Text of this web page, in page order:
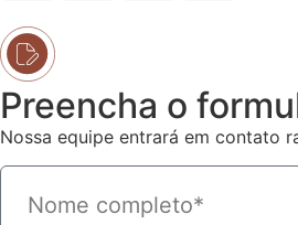
Preencha o
Nossa equipe entrará em contato